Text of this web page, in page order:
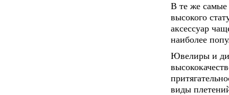
В те же
высокого
аксессуар
наиболее
Ювелиры и
виды